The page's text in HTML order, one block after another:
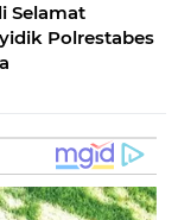
Selamat
Polrestabes